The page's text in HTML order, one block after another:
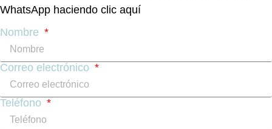
WhatsApp haciendo clic aquí
Nombre
Correo electrónico
Teléfono